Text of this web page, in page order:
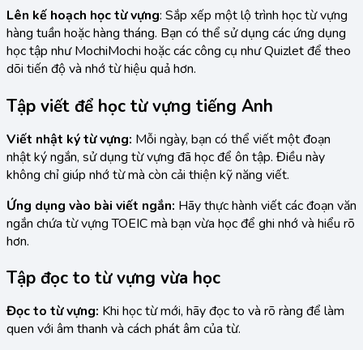
Lên kế hoạch học từ vựng: Sắp xếp một lộ trình học từ vựng
hàng tuần hoặc hàng tháng. Bạn có thể sử dụng các ứng dụng
học tập như MochiMochi hoặc các công cụ như Quizlet để theo
dõi tiến độ và nhớ từ hiệu quả hơn.
Tập viết để học từ vựng tiếng Anh
Viết nhật ký từ vựng: Mỗi ngày, bạn có thể viết một đoạn
nhật ký ngắn, sử dụng từ vựng đã học để ôn tập. Điều này
không chỉ giúp nhớ từ mà còn cải thiện kỹ năng viết.
Ứng dụng vào bài viết ngắn: Hãy thực hành viết các đoạn văn
ngắn chứa từ vựng TOEIC mà bạn vừa học để ghi nhớ và hiểu rõ
hơn.
Tập đọc to từ vựng vừa học
Đọc to từ vựng: Khi học từ mới, hãy đọc to và rõ ràng để làm
quen với âm thanh và cách phát âm của từ.